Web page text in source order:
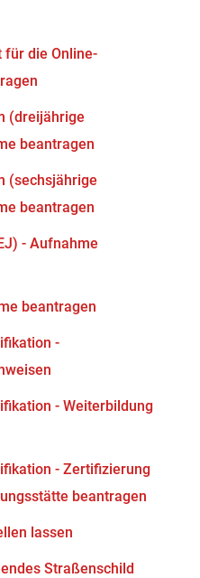
für die Online-
(dreijährige
beantragen
(sechsjährige
beantragen
- Aufnahme
beantragen
-
- Weiterbildung
- Zertifizierung
beantragen
lassen
Straßenschild